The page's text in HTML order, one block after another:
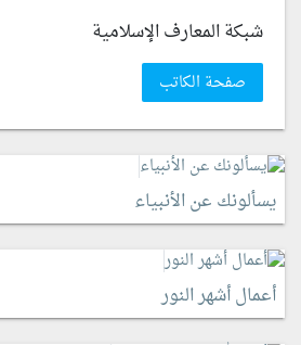
شبكة المعارف الإسلامية
صفحة الكاتب
يسألونك عن الأنبياء
أعمال أشهر النور